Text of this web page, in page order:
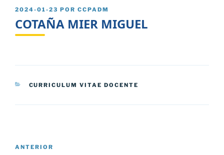
PUBLICADO
2024-01-23 POR CCPADM
COTAÑA MIER MIGUEL
CATEGORÍAS
CURRICULUM VITAE DOCENTE
Navegación
Entrada
ANTERIOR